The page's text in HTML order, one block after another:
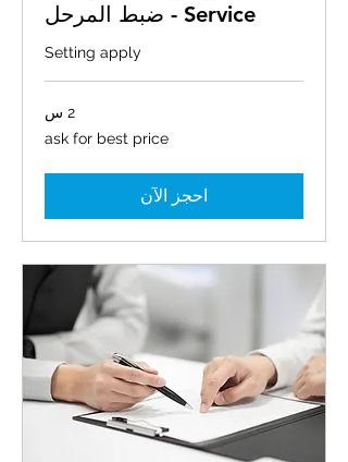
Service - ضبط المرحل
Setting apply
2 س
ask for best price
احجز الآن